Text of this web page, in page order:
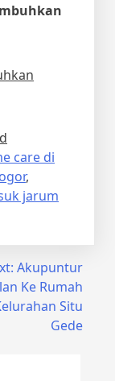
care di
,
jarum
Akupuntur
Ke Rumah
Situ
Gede